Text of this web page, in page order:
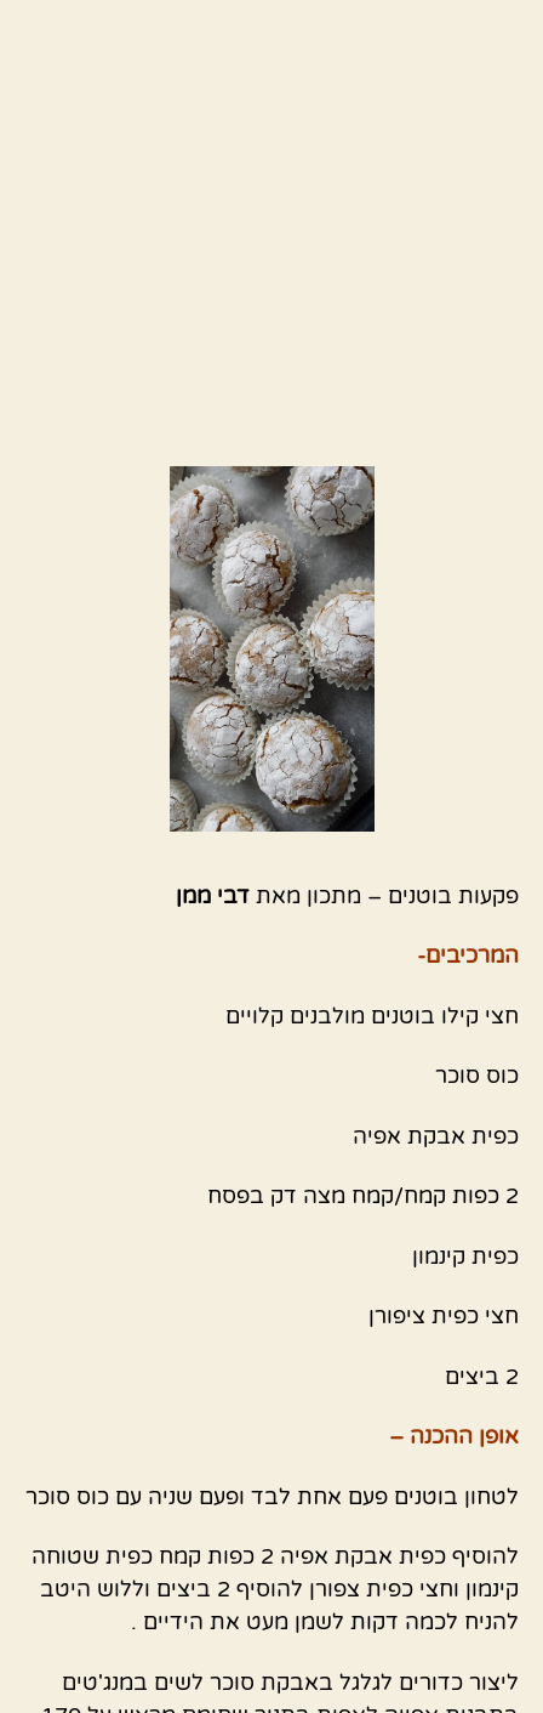
פקעות בוטנים – מתכון מאת דבי ממן
המרכיבים-
חצי קילו בוטנים מולבנים קלויים
כוס סוכר
כפית אבקת אפיה
2 כפות קמח/קמח מצה דק בפסח
כפית קינמון
חצי כפית ציפורן
2 ביצים
אופן ההכנה –
לטחון בוטנים פעם אחת לבד ופעם שניה עם כוס סוכר
להוסיף כפית אבקת אפיה 2 כפות קמח כפית שטוחה
קינמון וחצי כפית צפורן להוסיף 2 ביצים וללוש היטב
להניח לכמה דקות לשמן מעט את הידיים .
ליצור כדורים לגלגל באבקת סוכר לשים במנג'טים